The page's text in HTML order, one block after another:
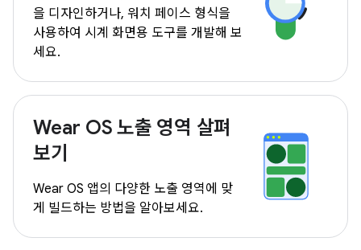
을 디자인하거나, 워치 페이스 형식을
사용하여 시계 화면용 도구를 개발해 보
세요.
Wear OS 노출 영역 살펴
보기
Wear OS 앱의 다양한 노출 영역에 맞
게 빌드하는 방법을 알아보세요.